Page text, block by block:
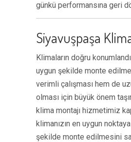
günkü performansına geri
Siyavuşpaşa
Klimaların doğru
uygun şekilde monte
verimli çalışması hem de
olması için büyük önem
klima montajı hizmetimiz
klimanızın en uygun
şekilde monte edilmesini